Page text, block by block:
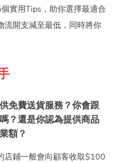
實用Tips，助你選擇最適合
流開支減至最低，同時將你
免費送貨服務？你會跟
？還是你認為提供商品
額？
店鋪一般會向顧客收取$100